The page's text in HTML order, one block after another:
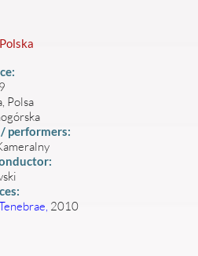
Polsa
performers:
2010